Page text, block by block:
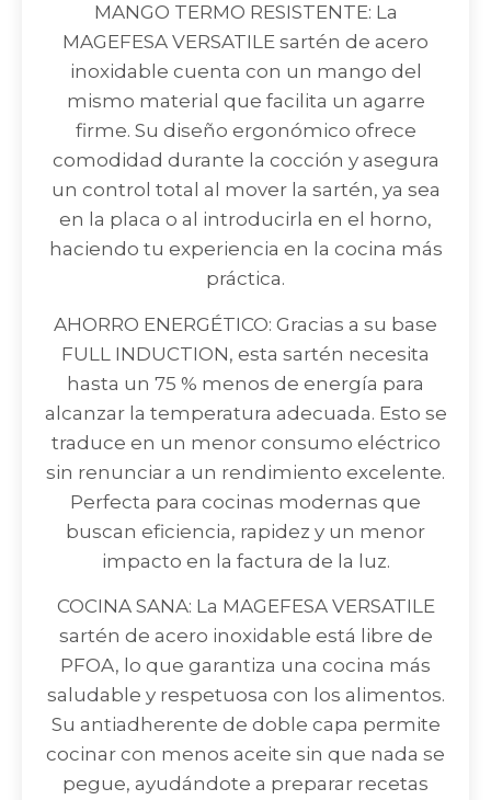
MANGO TERMO RESISTENTE: La
MAGEFESA VERSATILE sartén de acero
inoxidable cuenta con un mango del
mismo material que facilita un agarre
firme. Su diseño ergonómico ofrece
comodidad durante la cocción y asegura
un control total al mover la sartén, ya sea
en la placa o al introducirla en el horno,
haciendo tu experiencia en la cocina más
práctica.
AHORRO ENERGÉTICO: Gracias a su base
FULL INDUCTION, esta sartén necesita
hasta un 75 % menos de energía para
alcanzar la temperatura adecuada. Esto se
traduce en un menor consumo eléctrico
sin renunciar a un rendimiento excelente.
Perfecta para cocinas modernas que
buscan eficiencia, rapidez y un menor
impacto en la factura de la luz.
COCINA SANA: La MAGEFESA VERSATILE
sartén de acero inoxidable está libre de
PFOA, lo que garantiza una cocina más
saludable y respetuosa con los alimentos.
Su antiadherente de doble capa permite
cocinar con menos aceite sin que nada se
pegue, ayudándote a preparar recetas